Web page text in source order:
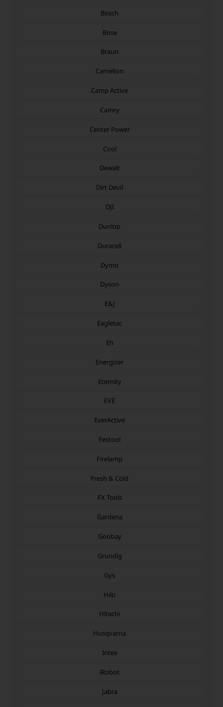
Bosch
Bose
Braun
Camelion
Camp Active
Camry
Center Power
Cool
Dewalt
Dirt Devil
DJI
Dunlop
Duracell
Dymo
Dyson
E&J
Eagletac
Eh
Energizer
Eternity
EVE
EverActive
Festool
Firelamp
Fresh & Cold
FX Tools
Gardena
Goobay
Grundig
Gys
Hilti
Hitachi
Husqvarna
Intex
iRobot
Jabra